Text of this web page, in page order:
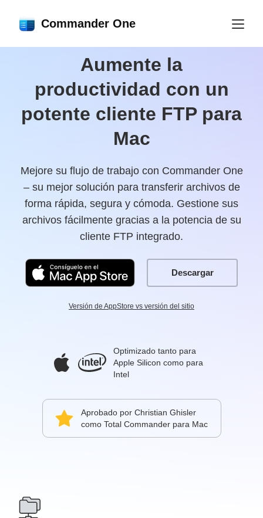
Commander One
Aumente la
productividad con un
potente cliente FTP para
Mac
Mejore su flujo de trabajo con Commander One
– su mejor solución para transferir archivos de
forma rápida, segura y cómoda. Gestione sus
archivos fácilmente gracias a la potencia de su
cliente FTP integrado.
Descargar
Versión de AppStore vs versión del sitio
Optimizado tanto para
Apple Silicon como para
Intel
Aprobado por Christian Ghisler
como Total Commander para Mac